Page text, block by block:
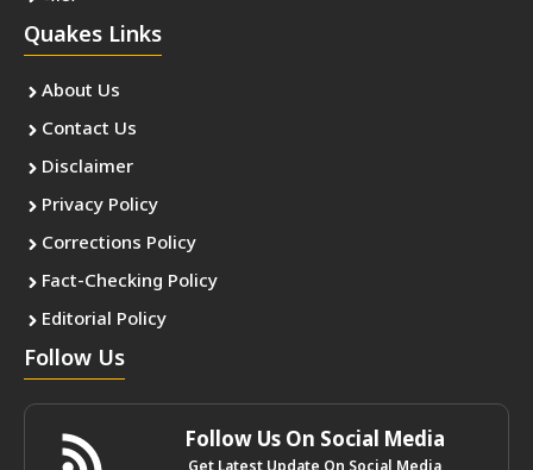
Quakes Links
About Us
Contact Us
Disclaimer
Privacy Policy
Corrections Policy
Fact-Checking Policy
Editorial Policy
Follow Us
Follow Us On Social Media